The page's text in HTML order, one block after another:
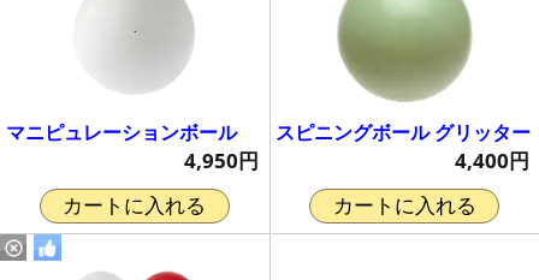
マニピュレーションボール
4,950円
カートに入れる
スピニングボール グリッター
4,400円
カートに入れる